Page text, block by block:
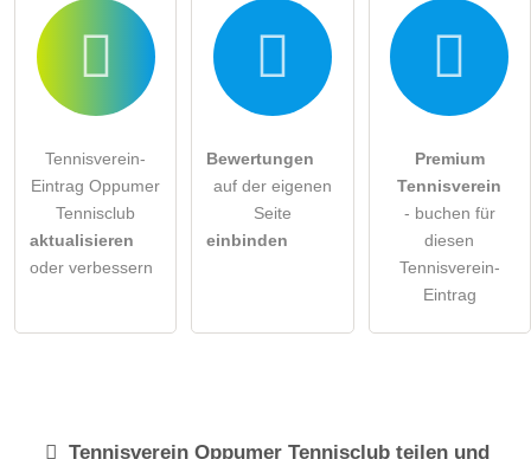
Tennisverein-
Eintrag Oppumer
Tennisclub
aktualisieren
oder verbessern
Bewertungen
auf der eigenen
Seite
einbinden
Premium
Tennisverein
- buchen für
diesen
Tennisverein-
Eintrag
TennisvereinOppumer Tennisclub teilen und